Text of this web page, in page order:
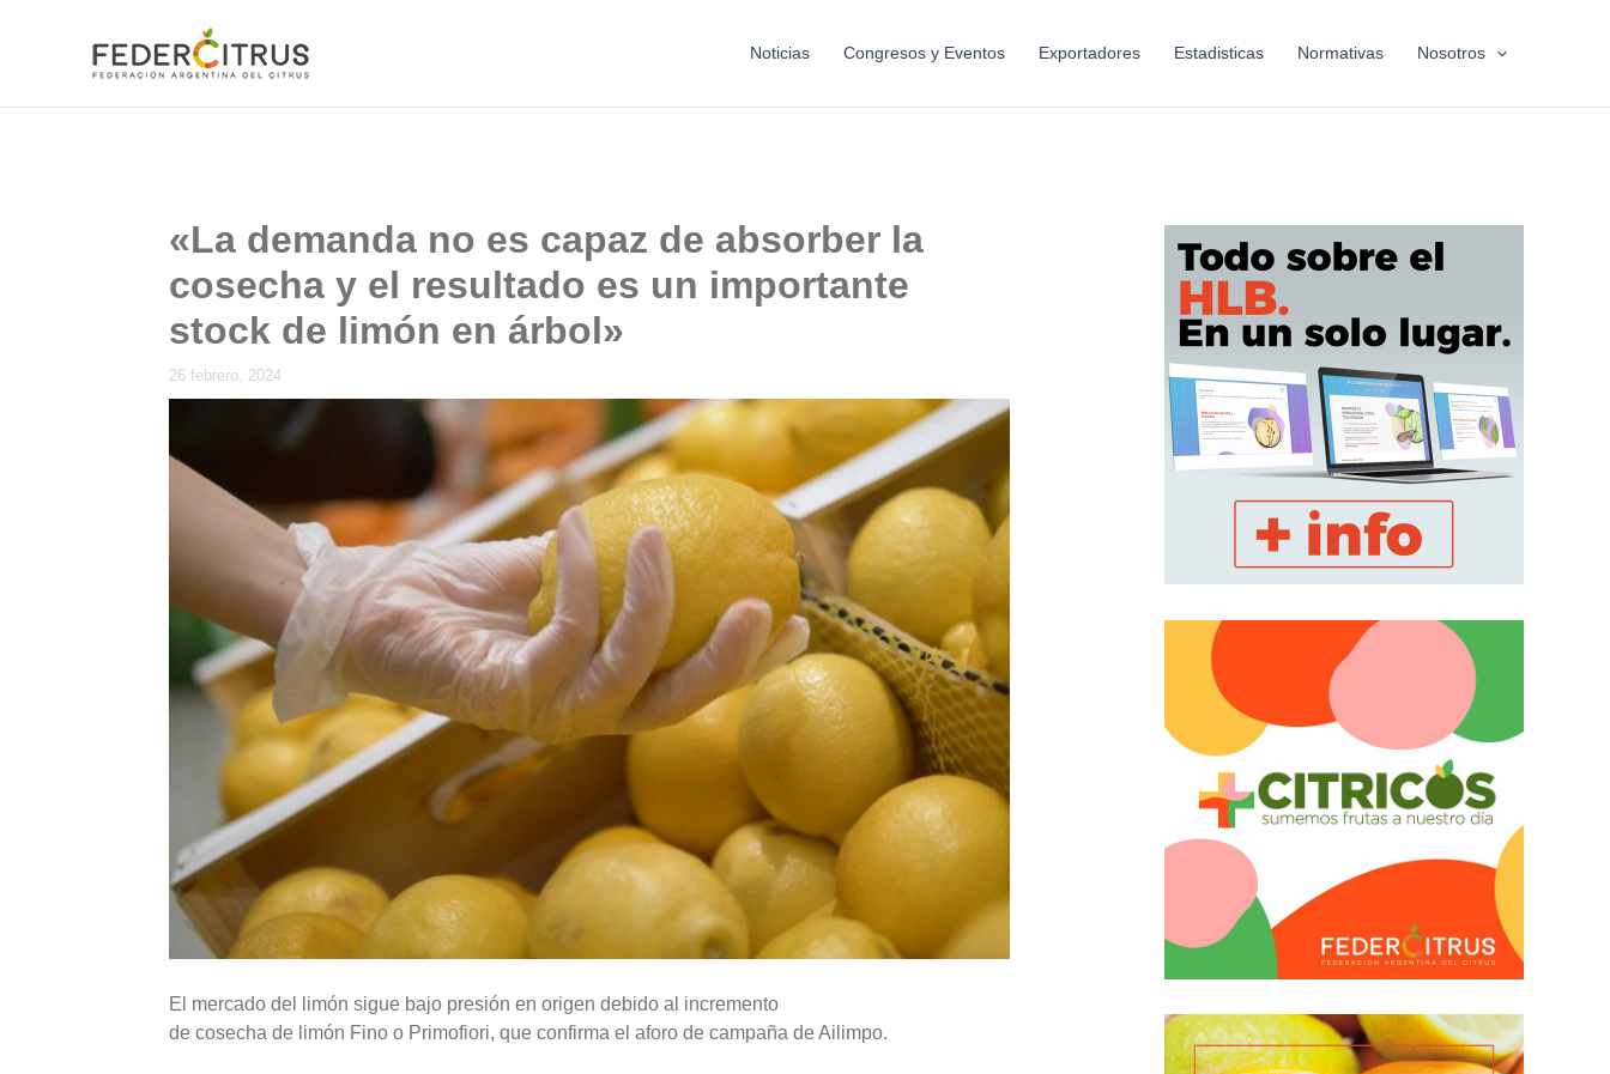
Noticias Congresos y Eventos Exportadores Estadisticas Normativas Nosotros
«La demanda no es capaz de absorber la
cosecha y el resultado es un importante
stock de limón en árbol»
26 febrero, 2024
El mercado del limón sigue bajo presión en origen debido al incremento
de cosecha de limón Fino o Primofiori, que confirma el aforo de campaña de Ailimpo.